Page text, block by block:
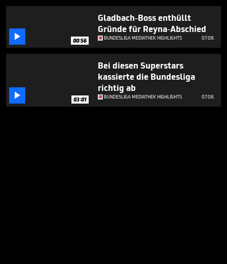
 00:56
Gladbach-Boss enthüllt
Gründe für Reyna-Abschied
BUNDESLIGA MEDIATHEK HIGHLIGHTS 07.08.
 03:01
Bei diesen Superstars
kassierte die Bundesliga
richtig ab
BUNDESLIGA MEDIATHEK HIGHLIGHTS 07.08.